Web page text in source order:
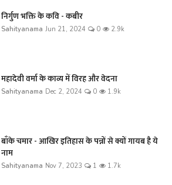
निर्गुण भक्ति के कवि - कबीर
Sahityanama Jun 21, 2024 0 2.9k
महादेवी वर्मा के काव्य में विरह और वेदना
Sahityanama Dec 2, 2024 0 1.9k
बाँके चमार - आखिर इतिहास के पन्नों से क्यों गायब है ये
नाम
Sahityanama Nov 7, 2023 1 1.7k